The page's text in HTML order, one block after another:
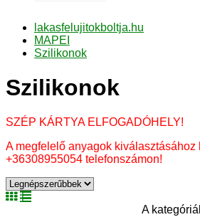
lakasfelujitokboltja.hu
MAPEI
Szilikonok
Szilikonok
SZÉP KÁRTYA ELFOGADÓHELY!
A megfelelő anyagok kiválasztásához
+36308955054 telefonszámon!
A